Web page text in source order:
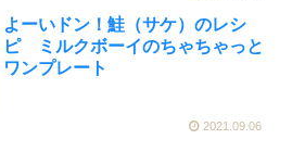
よーいドン！鮭（サケ）のレシ
ピ ミルクボーイのちゃちゃっと
ワンプレート
2021.09.06